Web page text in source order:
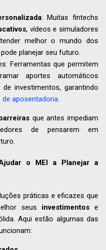
: Muitas fintechs
, vídeos e simuladores
melhor o mundo dos
planejar seu futuro.
Ferramentas que permitem
aportes automáticos
investimentos, garantindo
aposentadoria.
que antes impediam
de pensarem em
o MEI a Planejar a
práticas e eficazes que
seus investimentos e
Aqui estão algumas das